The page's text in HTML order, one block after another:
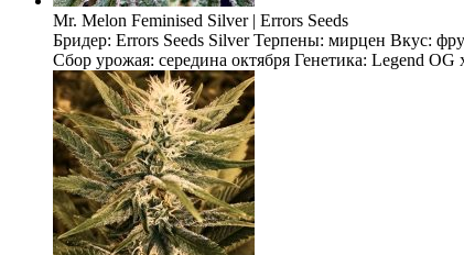
Mr. Melon Feminised Silver | Errors Seeds
Бридер: Errors Seeds Silver Терпены: мирцен Вкус:
Сбор урожая: середина октября Генетика: Legend